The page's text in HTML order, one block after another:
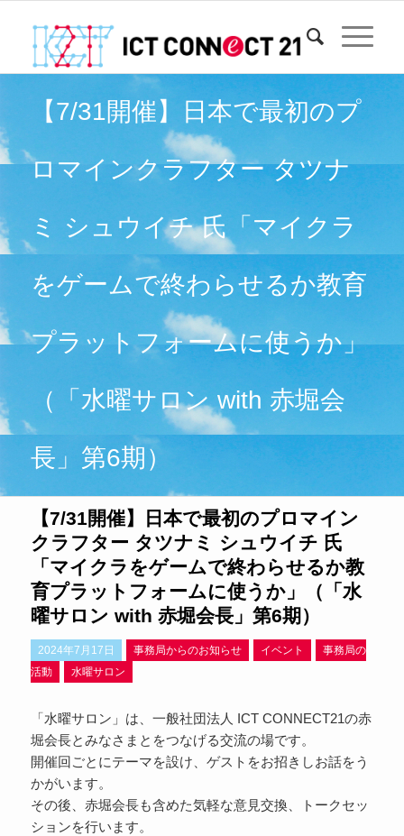
【7/31開催】日本で最初のプ
ロマインクラフター タツナ
ミ シュウイチ 氏「マイクラ
をゲームで終わらせるか教育
プラットフォームに使うか」
（「水曜サロン with 赤堀会
長」第6期）
【7/31開催】日本で最初のプロマイン
クラフター タツナミ シュウイチ 氏
「マイクラをゲームで終わらせるか教
育プラットフォームに使うか」（「水
曜サロン with 赤堀会長」第6期）
2024年7月17日 事務局からのお知らせ イベント
事務局の
活動
水曜サロン
「水曜サロン」は、一般社団法人 ICT CONNECT21の赤
堀会長とみなさまとをつなげる交流の場です。
開催回ごとにテーマを設け、ゲストをお招きしお話をう
かがいます。
その後、赤堀会長も含めた気軽な意見交換、トークセッ
ションを行います。